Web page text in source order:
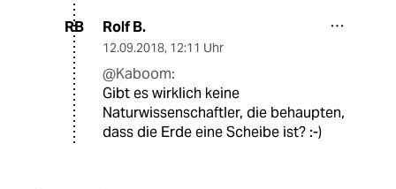
RB Rolf B.
12.09.2018, 12:11 Uhr
@Kaboom:
Gibt es wirklich keine
Naturwissenschaftler, die behaupten,
dass die Erde eine Scheibe ist? :-)